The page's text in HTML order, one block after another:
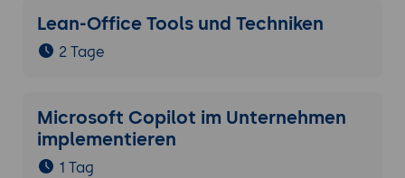
Lean-Office Tools und Techniken
2 Tage
Microsoft Copilot im Unternehmen
implementieren
1 Tag